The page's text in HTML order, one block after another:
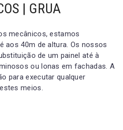
| GRUA
mecânicos, estamos
aos 40m de altura. Os nossos
de um painel até à
ou lonas em fachadas. A
para executar qualquer
meios.